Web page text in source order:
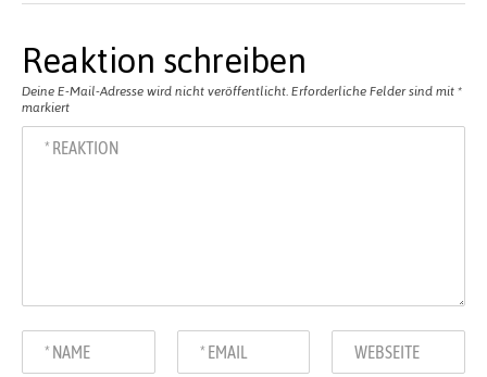
Reaktion schreiben
Deine E-Mail-Adresse wird nicht veröffentlicht. Erforderliche Felder sind mit *
markiert